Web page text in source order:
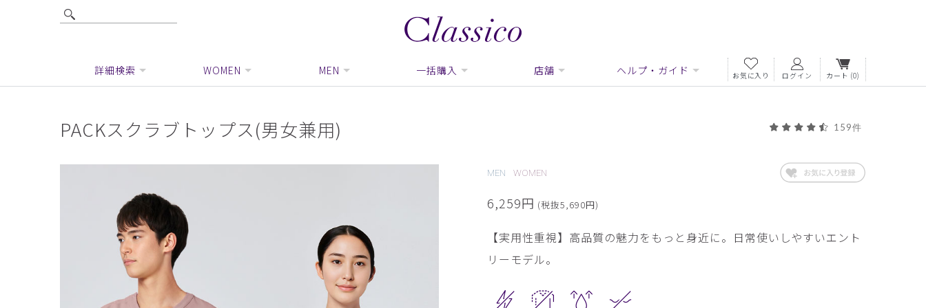
詳細検索 WOMEN MEN 一括購入 店舗 ヘルプ・ガイド お気に入り ログイン カート (0)
PACKスクラブトップス(男女兼用) 159件
MEN WOMEN
6,259円 (税抜5,690円)
【実用性重視】高品質の魅力をもっと身近に。日常使いしやすいエント
リーモデル。